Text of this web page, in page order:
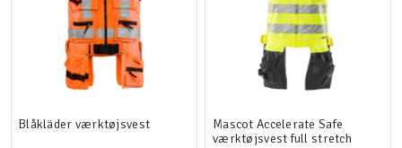
Blåkläder værktøjsvest
Mascot Accelerate Safe
værktøjsvest full stretch